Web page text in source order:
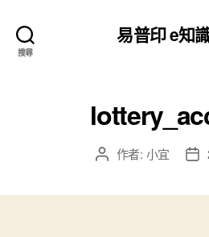
搜尋
易普印 e知
文 作者: 小宜
文